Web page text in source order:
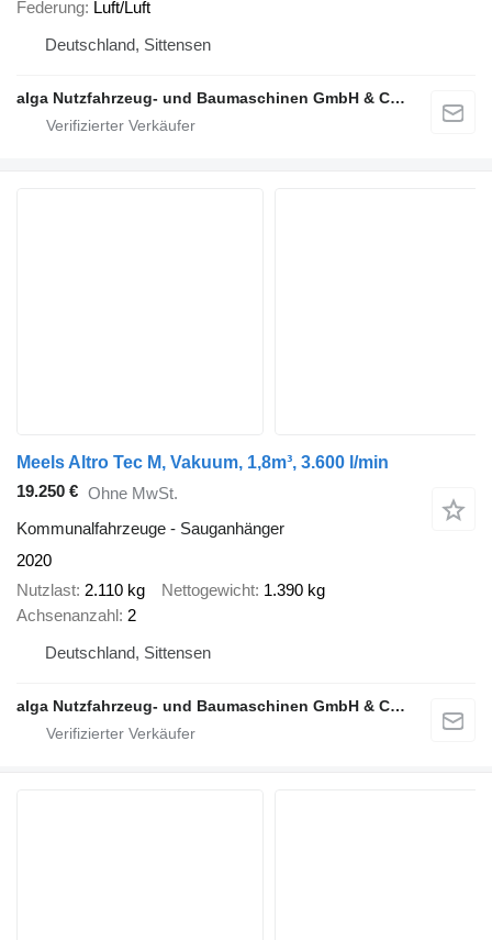
Federung Luft/Luft
Deutschland, Sittensen
alga Nutzfahrzeug- und Baumaschinen GmbH & Co. KG
Meels Altro Tec M, Vakuum, 1,8m³, 3.600 l/min
19.250 € Ohne MwSt.
Kommunalfahrzeuge - Sauganhänger
2020
Nutzlast 2.110 kg Nettogewicht 1.390 kg
Achsenanzahl 2
Deutschland, Sittensen
alga Nutzfahrzeug- und Baumaschinen GmbH & Co. KG